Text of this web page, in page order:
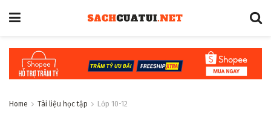
Home Tài liệu học tập Lớp 10-12